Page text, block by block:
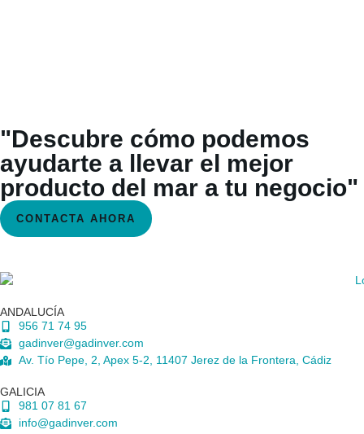
"Descubre cómo podemos
ayudarte a llevar el mejor
producto del mar a tu negocio"
CONTACTA AHORA
ANDALUCÍA
956 71 74 95
gadinver@gadinver.com
Av. Tío Pepe, 2, Apex 5-2, 11407 Jerez de la Frontera, Cádiz
GALICIA
981 07 81 67
info@gadinver.com